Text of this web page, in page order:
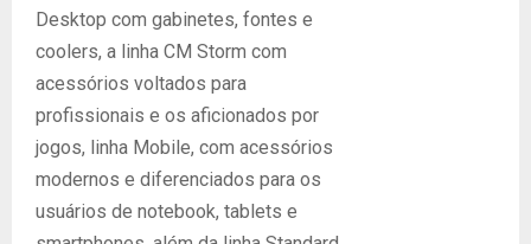
Desktop com gabinetes, fontes e
coolers, a linha CM Storm com
acessórios voltados para
profissionais e os aficionados por
jogos, linha Mobile, com acessórios
modernos e diferenciados para os
usuários de notebook, tablets e